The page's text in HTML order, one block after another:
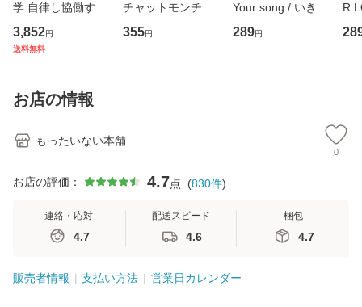
学 自律し協働する
専門職の看護マネ
ジメントスキル 改
恵 藤本幸三 / 南江
堂 [単行
3,852円
送料無料
チャットモンチー /
キューンレコード
[CD]【メール便送
355円
Your song / いきも
のがかり / [CD]
【メール便送料無
289円
R
産
お店の情報
もったいない本舗
0
お店の評価： 4.7点 (830件)
連絡・応対
4.7
配送スピード
4.6
梱包
4.7
販売者情報 支払い方法 営業日カレンダー